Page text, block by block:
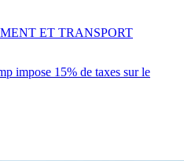
impose 15% de taxes sur le
ET TRANSPORT